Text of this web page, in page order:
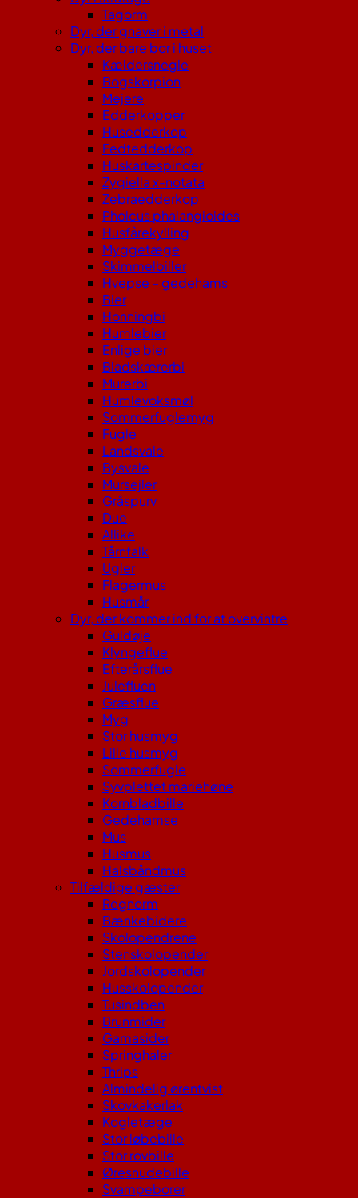
Tagorm
Dyr, der gnaver i metal
Dyr, der bare bor i huset
Kældersnegle
Bogskorpion
Mejere
Edderkopper
Husedderkop
Fedtedderkop
Huskartespinder
Zygiella x-notata
Zebraedderkop
Pholcus phalangioides
Husfårekylling
Myggetæge
Skimmelbiller
Hvepse – gedehams
Bier
Honningbi
Humlebier
Enlige bier
Bladskærerbi
Murerbi
Humlevoksmøl
Sommerfuglemyg
Fugle
Landsvale
Bysvale
Mursejler
Gråspurv
Due
Allike
Tårnfalk
Ugler
Flagermus
Husmår
Dyr, der kommer ind for at overvintre
Guldøje
Klyngeflue
Efterårsflue
Julefluen
Græsflue
Myg
Stor husmyg
Lille husmyg
Sommerfugle
Syvplettet mariehøne
Kornbladbille
Gedehamse
Mus
Husmus
Halsbåndmus
Tilfældige gæster
Regnorm
Bænkebidere
Skolopendrene
Stenskolopender
Jordskolopender
Husskolopender
Tusindben
Brunmider
Gamasider
Springhaler
Thrips
Almindelig ørentvist
Skovkakerlak
Kogletæge
Stor løbebille
Stor rovbille
Øresnudebille
Svampeborer